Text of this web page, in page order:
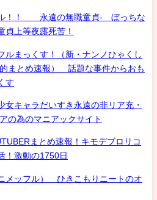
ル！！ 永遠の無職童貞- ぼっちな
貞上等夜露死苦！
ルまっくす！（新・ナンノひゃくし
まとめ速報） 話題な事件からおも
す
女キャラだいすき永遠の非リア充・
の為のマニアックサイト
まとめ速報！キモデブロリコ
！激動の1750日
メッフル） ひきこもりニートのオ